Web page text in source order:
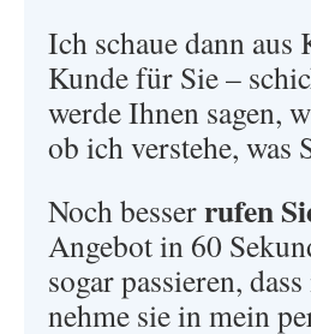
Ich schaue dann
Kunde für Sie –
werde Ihnen sagen,
ob ich verstehe,
Noch besserrufen
Angebot in 60
sogar passieren,
nehme sie in mein